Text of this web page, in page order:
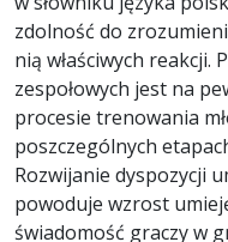
zdolność do
nią właściwych reakcji.
zespołowych jest na
procesie trenowania
poszczególnych
Rozwijanie dyspozycji
powoduje wzrost
świadomość graczy w